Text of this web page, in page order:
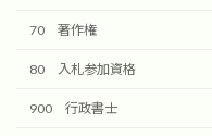
70 著作権
80 入札参加資格
900 行政書士